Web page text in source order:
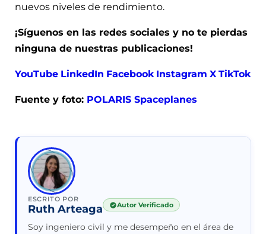
nuevos niveles de rendimiento.
¡Síguenos en las redes sociales y no te pierdas
ninguna de nuestras publicaciones!
YouTube LinkedIn Facebook Instagram X TikTok
Fuente y foto: POLARIS Spaceplanes
ESCRITO POR
Ruth Arteaga Autor Verificado
Soy ingeniero civil y me desempeño en el área de